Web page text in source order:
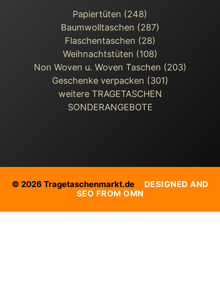
Papiertüten (248)
Baumwolltaschen (287)
Flaschentaschen (28)
Weihnachts­tüten (108)
Non Woven u. Woven Taschen (203)
Geschenke verpacken (301)
weitere TRAGETASCHEN
SONDERANGEBOTE
© 2026 Tragetaschenmarkt.de DESIGNED AND
SEO FROM OMN